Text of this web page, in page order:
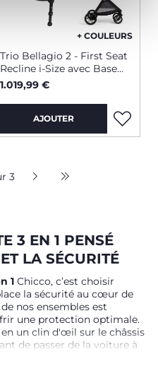
+ COULEURS
Trio Bellagio 2 - First Seat
Recline i-Size avec Base
rotative
1.019,99 €
AJOUTER
3
3 EN 1 PENSÉ
LA SÉCURITÉ
1 Chicco, c’est choisir
la sécurité au cœur de
nos ensembles est
une protection optimale.
un clin d'œil sur le châssis
de passer de la voiture à
déplacements en